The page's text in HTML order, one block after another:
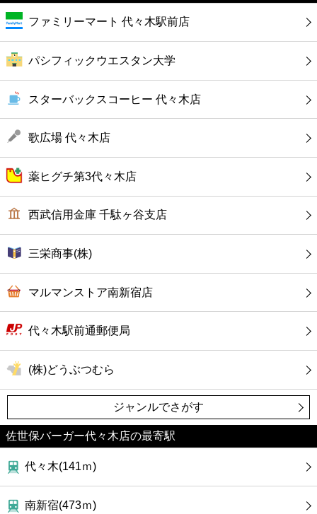
銀行
公共
ファミリーマート 代々木駅前店
パシフィックウエスタン大学
スターバックスコーヒー 代々木店
歌広場 代々木店
薬ヒグチ第3代々木店
西武信用金庫 千駄ヶ谷支店
三栄商事(株)
マルマンストア南新宿店
代々木駅前通郵便局
(株)どうぶつむら
ジャンルでさがす
佐世保バーガー代々木店の最寄駅
代々木(141ｍ)
南新宿(473ｍ)